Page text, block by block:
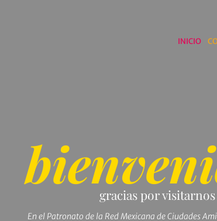
INICIO
En el Patronato de la Red Mexicana de Ciudades
gracias por visitarnos